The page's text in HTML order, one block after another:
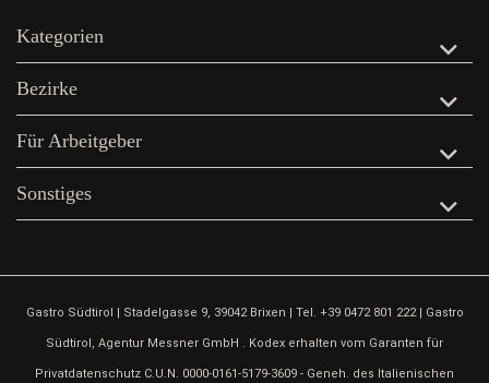
Kategorien
Bezirke
Für Arbeitgeber
Sonstiges
Gastro Südtirol | Stadelgasse 9, 39042 Brixen | Tel. +39 0472 801 222 | Gastro
Südtirol, Agentur Messner GmbH . Kodex erhalten vom Garanten für
Privatdatenschutz C.U.N. 0000-0161-5179-3609 - Geneh. des Italienischen